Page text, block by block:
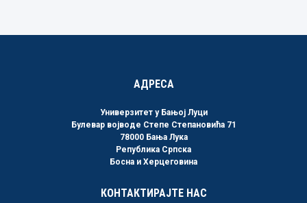
АДРЕСА
Универзитет у Бањој Луци
Булевар војводе Степе Степановића 71
78000 Бања Лука
Република Српска
Босна и Херцеговина
КОНТАКТИРАЈТЕ НАС